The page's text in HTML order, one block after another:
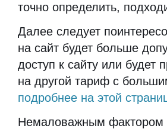
точно определить,
Далее следует
на сайт будет больше
доступ к сайту или будет
на другой тариф с
подробнее на этой
Немаловажным фактором